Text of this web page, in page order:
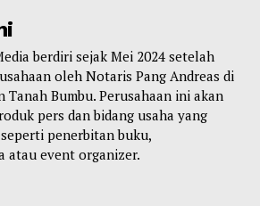
berdiri sejak Mei 2024 setelah
oleh Notaris Pang Andreas di
Tanah Bumbu. Perusahaan ini akan
pers dan bidang usaha yang
penerbitan buku,
atau event organizer.